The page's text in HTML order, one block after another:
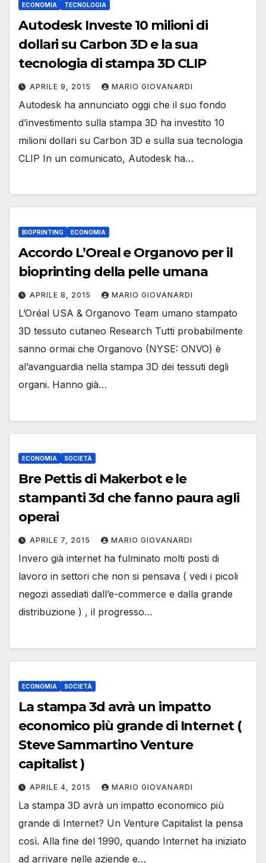
ECONOMIA TECNOLOGIA
Autodesk Investe 10 milioni di
dollari su Carbon 3D e la sua
tecnologia di stampa 3D CLIP
APRILE 9, 2015 MARIO GIOVANARDI
Autodesk ha annunciato oggi che il suo fondo
d’investimento sulla stampa 3D ha investito 10
milioni dollari su Carbon 3D e sulla sua tecnologia
CLIP In un comunicato, Autodesk ha…
BIOPRINTING ECONOMIA
Accordo L’Oreal e Organovo per il
bioprinting della pelle umana
APRILE 8, 2015 MARIO GIOVANARDI
L’Oréal USA & Organovo Team umano stampato
3D tessuto cutaneo Research Tutti probabilmente
sanno ormai che Organovo (NYSE: ONVO) è
al’avanguardia nella stampa 3D dei tessuti degli
organi. Hanno già…
ECONOMIA SOCIETÀ
Bre Pettis di Makerbot e le
stampanti 3d che fanno paura agli
operai
APRILE 7, 2015 MARIO GIOVANARDI
Invero già internet ha fulminato molti posti di
lavoro in settori che non si pensava ( vedi i picoli
negozi assediati dall’e-commerce e dalla grande
distribuzione ) , il progresso…
ECONOMIA SOCIETÀ
La stampa 3d avrà un impatto
economico più grande di Internet (
Steve Sammartino Venture
capitalist )
APRILE 4, 2015 MARIO GIOVANARDI
La stampa 3D avrà un impatto economico più
grande di Internet? Un Venture Capitalist la pensa
così. Alla fine del 1990, quando Internet ha iniziato
ad arrivare nelle aziende e…